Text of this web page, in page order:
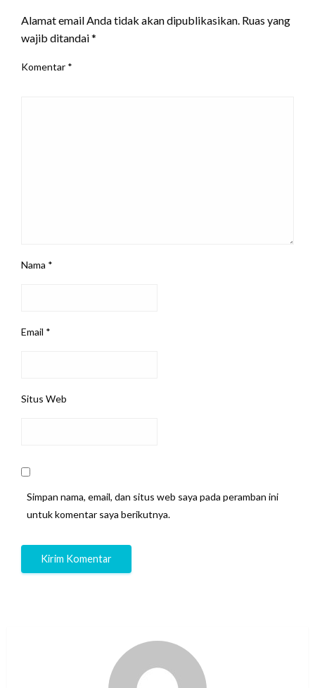
Alamat email Anda tidak akan dipublikasikan. Ruas yang
wajib ditandai*
Komentar *
Nama *
Email *
Situs Web
Simpan nama, email, dan situs web saya pada peramban ini
untuk komentar saya berikutnya.